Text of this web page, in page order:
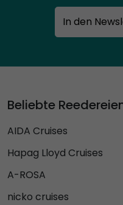
In den
Beliebte
AIDA Cruises
Hapag Lloyd Cruises
A-ROSA
nicko cruises